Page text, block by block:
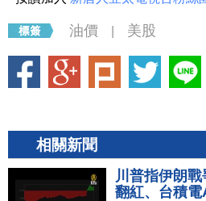
油價 美股
相關新聞
川普指伊朗
翻紅、台積